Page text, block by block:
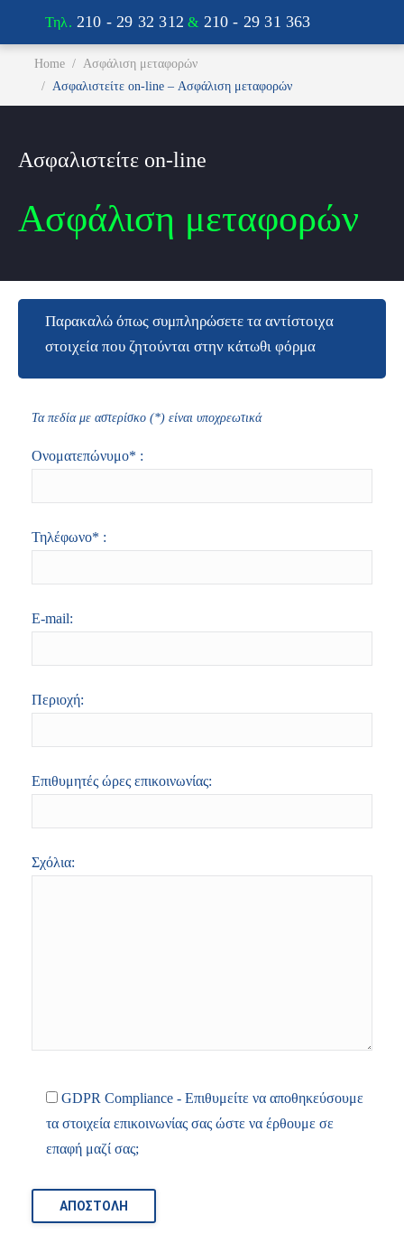
Τηλ. 210 - 29 32 312 & 210 - 29 31 363
You are here:
Home
Ασφάλιση μεταφορών
Ασφαλιστείτε on-line – Ασφάλιση μεταφορών
Ασφαλιστείτε on-line
Ασφάλιση μεταφορών
Παρακαλώ όπως συμπληρώσετε τα αντίστοιχα
στοιχεία που ζητούνται στην κάτωθι φόρμα
Τα πεδία με αστερίσκο (*) είναι υποχρεωτικά
Ονοματεπώνυμο* :
Τηλέφωνο* :
E-mail:
Περιοχή:
Επιθυμητές ώρες επικοινωνίας:
Σχόλια:
GDPR Compliance - Επιθυμείτε να αποθηκεύσουμε
τα στοιχεία επικοινωνίας σας ώστε να έρθουμε σε
επαφή μαζί σας;